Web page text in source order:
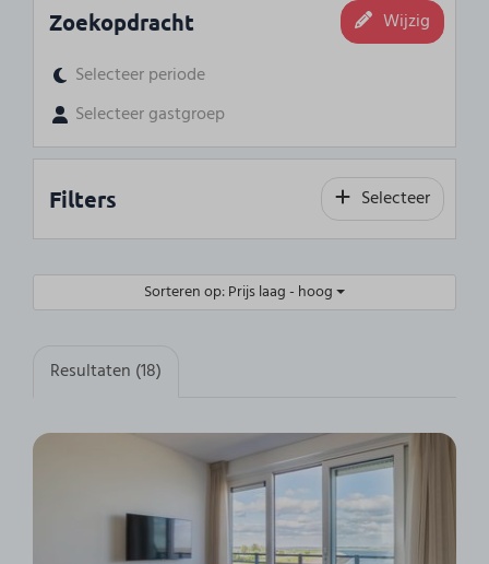
Zoekopdracht
Wijzig
Selecteer periode
Selecteer gastgroep
Filters Selecteer
Sorteren op: Prijs laag - hoog
Resultaten (18)